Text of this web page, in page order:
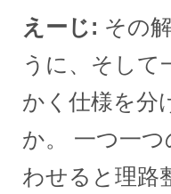
えーじ
その
うに、そして
かく仕様を分
か。 一つ一
わせると理路